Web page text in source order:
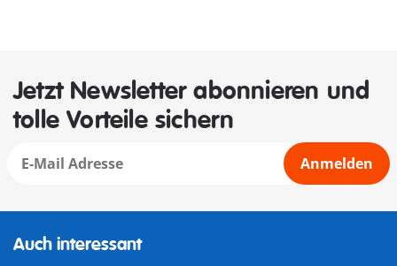
Jetzt Newsletter abonnieren und
tolle Vorteile sichern
Anmelden
Auch interessant